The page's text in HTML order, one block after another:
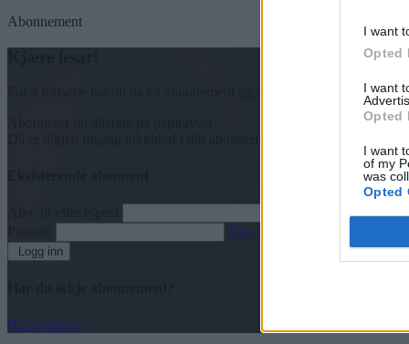
I want
Opted
I want
Opted
I want
of my
was
Opted
Abonnement
Har du gløymt passordet?
Logg inn
Bli abonnent